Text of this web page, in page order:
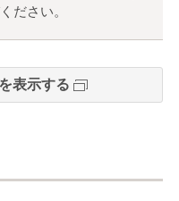
ださい。
表示する